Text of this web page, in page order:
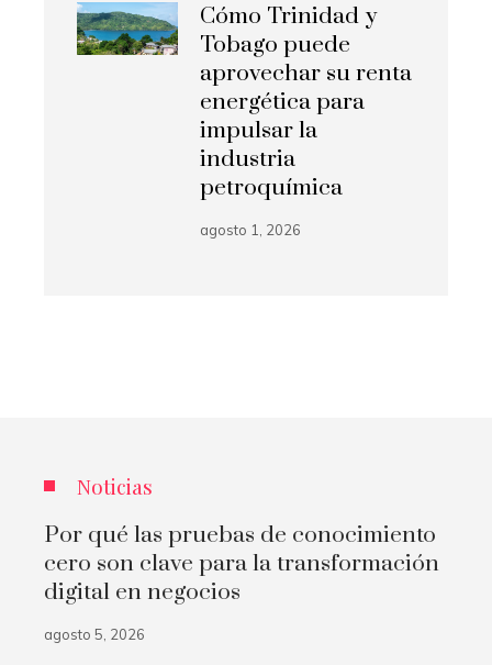
Cómo Trinidad y
Tobago puede
aprovechar su renta
energética para
impulsar la
industria
petroquímica
agosto 1, 2026
Noticias
Por qué las pruebas de conocimiento
cero son clave para la transformación
digital en negocios
agosto 5, 2026